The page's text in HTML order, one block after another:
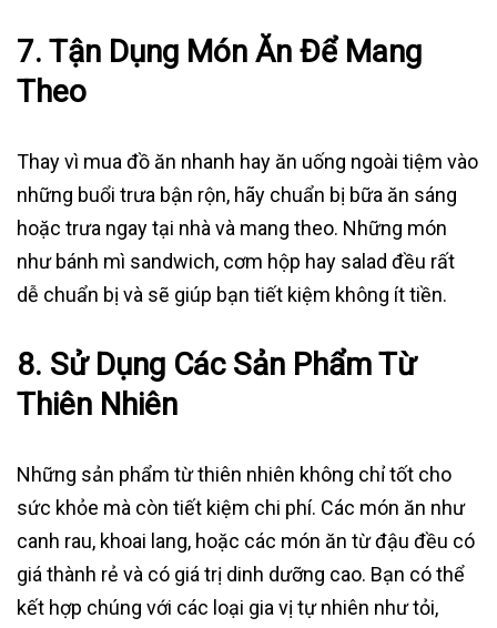
7. Tận Dụng Món Ăn Để Mang
Theo
Thay vì mua đồ ăn nhanh hay ăn uống ngoài tiệm vào
những buổi trưa bận rộn, hãy chuẩn bị bữa ăn sáng
hoặc trưa ngay tại nhà và mang theo. Những món
như bánh mì sandwich, cơm hộp hay salad đều rất
dễ chuẩn bị và sẽ giúp bạn tiết kiệm không ít tiền.
8. Sử Dụng Các Sản Phẩm Từ
Thiên Nhiên
Những sản phẩm từ thiên nhiên không chỉ tốt cho
sức khỏe mà còn tiết kiệm chi phí. Các món ăn như
canh rau, khoai lang, hoặc các món ăn từ đậu đều có
giá thành rẻ và có giá trị dinh dưỡng cao. Bạn có thể
kết hợp chúng với các loại gia vị tự nhiên như tỏi,